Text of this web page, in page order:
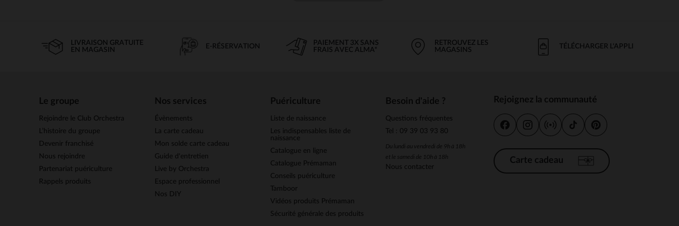
LIVRAISON GRATUITE
EN MAGASIN
E-RÉSERVATION
PAIEMENT 3X SANS
FRAIS AVEC ALMA*
RETROUVEZ LES
MAGASINS
TÉLÉCHARGER L'APPLI
Le groupe
Rejoindre le Club Orchestra
L’histoire du groupe
Devenir franchisé
Nous rejoindre
Partenariat puériculture
Rappels produits
Nos services
Évènements
La carte cadeau
Mon solde carte cadeau
Guide d'entretien
Live by Orchestra
Espace professionnel
Nos DIY
Puériculture
Liste de naissance
Les indispensables liste de
naissance
Catalogue en ligne
Catalogue Prémaman
Conseils puériculture
Tamboor
Vidéos produits Prémaman
Sécurité générale des produits
Besoin d'aide ?
Questions fréquentes
Tel : 09 39 03 93 80
Du lundi au vendredi de 9h à 18h
et le samedi de 10h à 18h
Nous contacter
Rejoignez la communauté
Carte cadeau